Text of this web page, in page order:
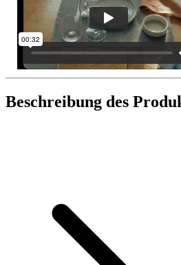
Beschreibung des